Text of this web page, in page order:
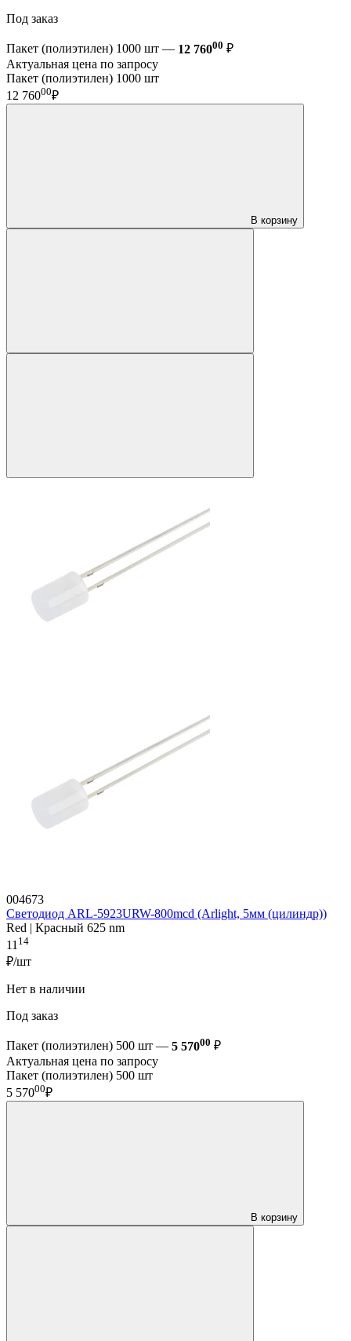
Под заказ
Пакет (полиэтилен) 1000 шт — 12 76000 ₽
Актуальная цена по запросу
Пакет (полиэтилен) 1000 шт
12 76000₽
В корзину
004673
Светодиод ARL-5923URW-800mcd (Arlight, 5мм (цилиндр))
Red | Красный 625 nm
1114
₽/шт
Нет в наличии
Под заказ
Пакет (полиэтилен) 500 шт — 5 57000 ₽
Актуальная цена по запросу
Пакет (полиэтилен) 500 шт
5 57000₽
В корзину